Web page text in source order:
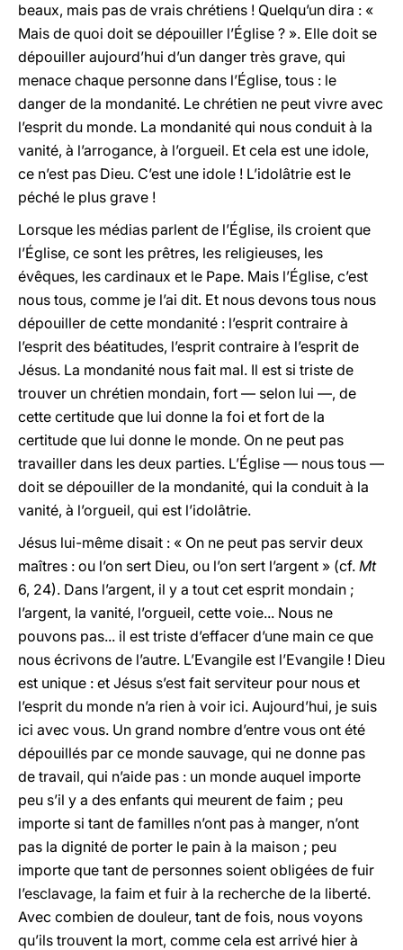
beaux, mais pas de vrais chrétiens ! Quelqu’un dira : «
Mais de quoi doit se dépouiller l’Église ? ». Elle doit se
dépouiller aujourd’hui d’un danger très grave, qui
menace chaque personne dans l’Église, tous : le
danger de la mondanité. Le chrétien ne peut vivre avec
l’esprit du monde. La mondanité qui nous conduit à la
vanité, à l’arrogance, à l’orgueil. Et cela est une idole,
ce n’est pas Dieu. C’est une idole ! L’idolâtrie est le
péché le plus grave !
Lorsque les médias parlent de l’Église, ils croient que
l’Église, ce sont les prêtres, les religieuses, les
évêques, les cardinaux et le Pape. Mais l’Église, c’est
nous tous, comme je l’ai dit. Et nous devons tous nous
dépouiller de cette mondanité : l’esprit contraire à
l’esprit des béatitudes, l’esprit contraire à l’esprit de
Jésus. La mondanité nous fait mal. Il est si triste de
trouver un chrétien mondain, fort — selon lui —, de
cette certitude que lui donne la foi et fort de la
certitude que lui donne le monde. On ne peut pas
travailler dans les deux parties. L’Église — nous tous —
doit se dépouiller de la mondanité, qui la conduit à la
vanité, à l’orgueil, qui est l’idolâtrie.
Jésus lui-même disait : « On ne peut pas servir deux
maîtres : ou l’on sert Dieu, ou l’on sert l’argent » (cf. Mt
6, 24). Dans l’argent, il y a tout cet esprit mondain ;
l’argent, la vanité, l’orgueil, cette voie... Nous ne
pouvons pas... il est triste d’effacer d’une main ce que
nous écrivons de l’autre. L’Evangile est l’Evangile ! Dieu
est unique : et Jésus s’est fait serviteur pour nous et
l’esprit du monde n’a rien à voir ici. Aujourd’hui, je suis
ici avec vous. Un grand nombre d’entre vous ont été
dépouillés par ce monde sauvage, qui ne donne pas
de travail, qui n’aide pas : un monde auquel importe
peu s’il y a des enfants qui meurent de faim ; peu
importe si tant de familles n’ont pas à manger, n’ont
pas la dignité de porter le pain à la maison ; peu
importe que tant de personnes soient obligées de fuir
l’esclavage, la faim et fuir à la recherche de la liberté.
Avec combien de douleur, tant de fois, nous voyons
qu’ils trouvent la mort, comme cela est arrivé hier à